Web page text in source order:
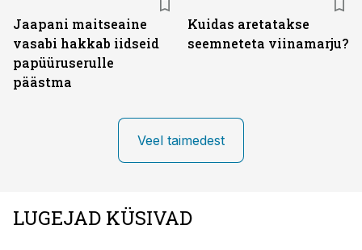
Jaapani maitseaine
vasabi hakkab iidseid
papüüruserulle
päästma
Kuidas aretatakse
seemneteta viinamarju?
Veel taimedest
LUGEJAD KÜSIVAD